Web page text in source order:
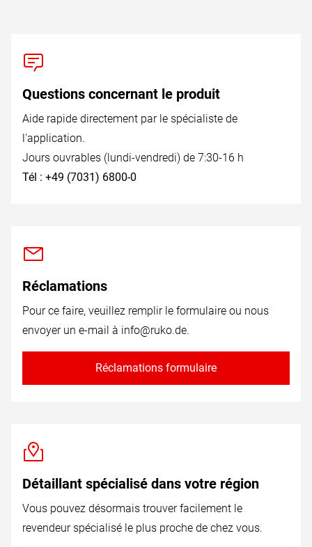
Questions concernant le produit
Aide rapide directement par le spécialiste de
l'application.
Jours ouvrables (lundi-vendredi) de 7:30-16 h
Tél : +49 (7031) 6800-0
Réclamations
Pour ce faire, veuillez remplir le formulaire ou nous
envoyer un e-mail à info@ruko.de.
Réclamations formulaire
Détaillant spécialisé dans votre région
Vous pouvez désormais trouver facilement le
revendeur spécialisé le plus proche de chez vous.